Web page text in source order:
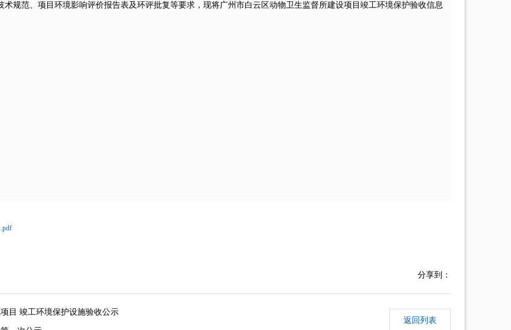
规范、项目环境影响评价报告表及环评批复等要求，现将广州市白云区动物卫生监督所建设项目 竣工环境保护验收信息
分享到：
目 竣工环境保护设施验收公示
返回列表